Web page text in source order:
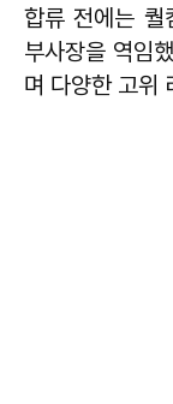
합류 전에는 퀄
부사장을 역임
며 다양한 고위